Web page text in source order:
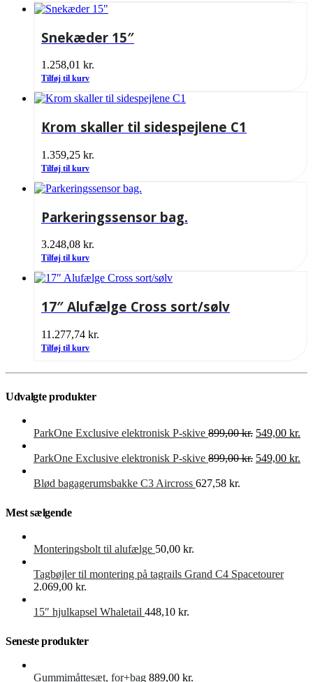
Snekæder 15″
1.258,01 kr.
Tilføj til kurv
Krom skaller til sidespejlene C1
1.359,25 kr.
Tilføj til kurv
Parkeringssensor bag.
3.248,08 kr.
Tilføj til kurv
17″ Alufælge Cross sort/sølv
11.277,74 kr.
Tilføj til kurv
Udvalgte produkter
ParkOne Exclusive elektronisk P-skive 899,00kr. Den
pris
549,00 kr.
ParkOne Exclusive elektronisk P-skive 899,00kr. Den
549,00 kr.
Blød bagagerumsbakke C3 Aircross 627,58 kr.
Mest sælgende
Monteringsbolt til alufælge 50,00 kr.
Tagbøjler til montering på tagrails Grand C4 Spacetourer
2.069,00 kr.
15″ hjulkapsel Whaletail 448,10 kr.
Seneste produkter
Gummimåttesæt, for+bag 889,00 kr.